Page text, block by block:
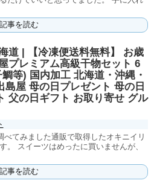
記事を読む
道 | 【冷凍便送料無料】 お歳
プレミアム高級干物セット 6
等) 国内加工 北海道・沖縄・
屋 母の日プレゼント 母の日
父の日ギフト お取り寄せ グル
てみました通販で取得したオキニイリ
。 スイーツはめったに買いませんが、
記事を読む